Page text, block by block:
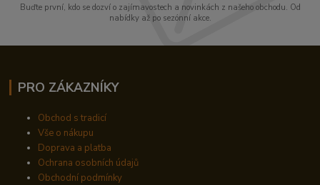
Buďte první, kdo se dozví o zajímavostech a novinkách z našeho obchodu. Od
nabídky až po sezónní akce.
PRO ZÁKAZNÍKY
Obchod s tradicí
Vše o nákupu
Doprava a platba
Ochrana osobních údajů
Obchodní podmínky